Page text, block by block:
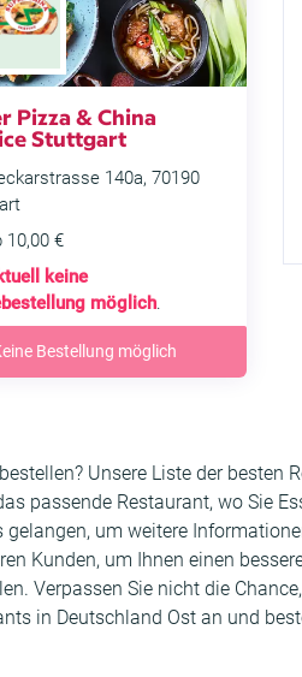
Pizza & China
Stuttgart
140a, 70190
10,00 €
keine
möglich.
Bestellung möglich
Unsere Liste der besten
passende Restaurant, wo Sie
um weitere
Kunden, um Ihnen einen
Verpassen Sie nicht die
in Deutschland Ost an und